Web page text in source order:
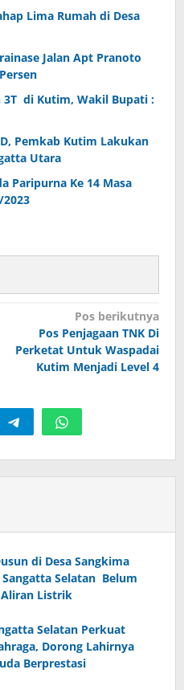
Lima Rumah di Desa
Jalan Apt Pranoto
3T di Kutim, Wakil Bupati :
Pemkab Kutim Lakukan
Utara
Paripurna Ke 14 Masa
Pos berikutnya
Pos Penjagaan TNK Di
Perketat Untuk Waspadai
Kutim Menjadi Level 4
di Desa Sangkima
Selatan Belum
Listrik
Selatan Perkuat
Dorong Lahirnya
Berprestasi